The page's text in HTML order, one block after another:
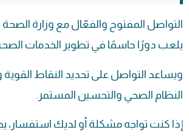
التواصل المفتوح والفعّال مع وزارة
يلعب دورًا حاسمًا في تطوير الخدمات
ويساعد التواصل على تحديد النقاط
النظام الصحي والتحسين المستمر.
إذا كنت تواجه مشكلة أو لديك استفسار،